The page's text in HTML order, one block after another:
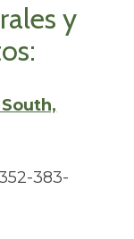
y
383-